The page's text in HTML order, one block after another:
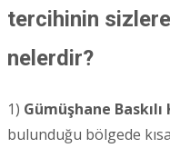
tercihinin
nelerdir?
1) Gümüşhane
bulunduğu bölgede